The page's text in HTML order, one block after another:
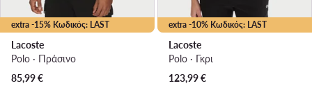
extra -15% Κωδικός: LAST
Lacoste
Polo · Πράσινο
85,99€
extra -10% Κωδικός: LAST
Lacoste
Polo · Γκρι
123,99€